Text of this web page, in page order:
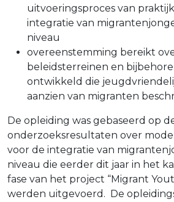
uitvoeringsproces van
integratie van
niveau
overeenstemming bereikt
beleidsterreinen en
ontwikkeld die
aanzien van migranten
De opleiding was gebaseerd op
onderzoeksresultaten over
voor de integratie van
niveau die eerder dit jaar in het
fase van het project “Migrant
werden uitgevoerd. De